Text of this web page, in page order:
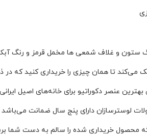
ها مخمل قرمز و رنگ آبکاری طلا قهوه ای قلم و قطر 40 سانتی متر و ارتفاع 55 سانتی متر
می‌کند تا همان چیزی را خریداری کنید که در
عنصر دکوراتیو برای خانه‌های اصیل
لوسترسازان دارای پنج سال ضمانت
خریداری شده را سالم به دست شما